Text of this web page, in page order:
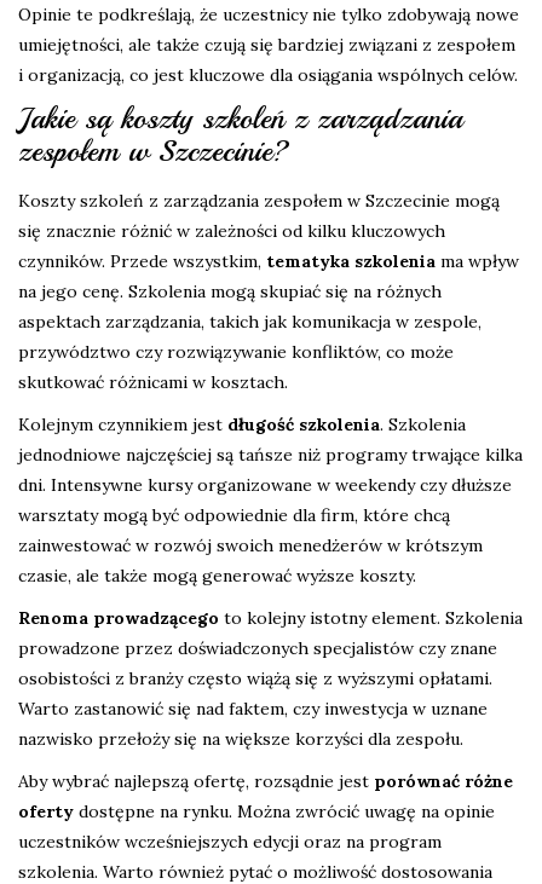
Opinie te podkreślają, że uczestnicy nie tylko zdobywają nowe
umiejętności, ale także czują się bardziej związani z zespołem
i organizacją, co jest kluczowe dla osiągania wspólnych celów.
Jakie są koszty szkoleń z zarządzania
zespołem w Szczecinie?
Koszty szkoleń z zarządzania zespołem w Szczecinie mogą
się znacznie różnić w zależności od kilku kluczowych
czynników. Przede wszystkim, tematyka szkolenia ma wpływ
na jego cenę. Szkolenia mogą skupiać się na różnych
aspektach zarządzania, takich jak komunikacja w zespole,
przywództwo czy rozwiązywanie konfliktów, co może
skutkować różnicami w kosztach.
Kolejnym czynnikiem jest długość szkolenia. Szkolenia
jednodniowe najczęściej są tańsze niż programy trwające kilka
dni. Intensywne kursy organizowane w weekendy czy dłuższe
warsztaty mogą być odpowiednie dla firm, które chcą
zainwestować w rozwój swoich menedżerów w krótszym
czasie, ale także mogą generować wyższe koszty.
Renoma prowadzącego to kolejny istotny element. Szkolenia
prowadzone przez doświadczonych specjalistów czy znane
osobistości z branży często wiążą się z wyższymi opłatami.
Warto zastanowić się nad faktem, czy inwestycja w uznane
nazwisko przełoży się na większe korzyści dla zespołu.
Aby wybrać najlepszą ofertę, rozsądnie jest porównać różne
oferty dostępne na rynku. Można zwrócić uwagę na opinie
uczestników wcześniejszych edycji oraz na program
szkolenia. Warto również pytać o możliwość dostosowania